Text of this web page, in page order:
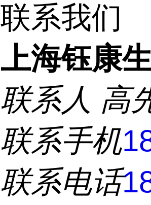
联系我们
上海钰康
联系人 高
联系手机
联系电话